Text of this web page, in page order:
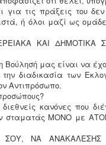
για τις πράξεις του
ή όλοι μαζί ως
ΚΑΙ ΔΗΜΟΤΙΚΑ
μας είναι να
διαδικασία των
Αντιπρόσωπο.
κανόνες που
σταματάς ΜΟΝΟ με
ΣΟΥ, ΝΑ